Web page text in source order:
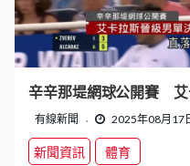
辛辛那堤網球公開賽 艾
有線新聞 2025年08月17
新聞資訊 體育